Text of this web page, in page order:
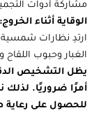
مشاركة أدوات
الوقاية أثناء الخروج:
ارتدِ نظارات شمسية
الغبار وحبوب
يظل التشخيص
أمرًا ضروريًا.
للحصول على رعاية